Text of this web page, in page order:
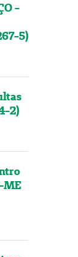
-
5)
2)
ME